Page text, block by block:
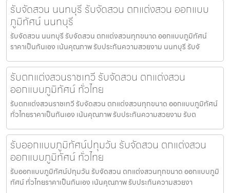
รับจัดสวน นนทบุรี รับจัดสวน ตกแต่งสวน ออกแบบ
ภูมิทัศน์ นนทบุรี
รับจัดสวน นนทบุรี รับจัดสวน ตกแต่งสวนทุกขนาด ออกแบบภูมิทัศน์
ราคาเป็นกันเอง เน้นคุณภาพ รับประกันความสวยงาม นนทบุรี รับจั
รับตกแต่งสวนราชเทวี รับจัดสวน ตกแต่งสวน
ออกแบบภูมิทัศน์ ทั่วไทย
รับตกแต่งสวนราชเทวี รับจัดสวน ตกแต่งสวนทุกขนาด ออกแบบภูมิทัศน์
ทั่วไทยราคาเป็นกันเอง เน้นคุณภาพ รับประกันความสวยงาม รับต
รับออกแบบภูมิทัศน์ปทุมวัน รับจัดสวน ตกแต่งสวน
ออกแบบภูมิทัศน์ ทั่วไทย
รับออกแบบภูมิทัศน์ปทุมวัน รับจัดสวน ตกแต่งสวนทุกขนาด ออกแบบภูมิ
ทัศน์ ทั่วไทยราคาเป็นกันเอง เน้นคุณภาพ รับประกันความสวยงา